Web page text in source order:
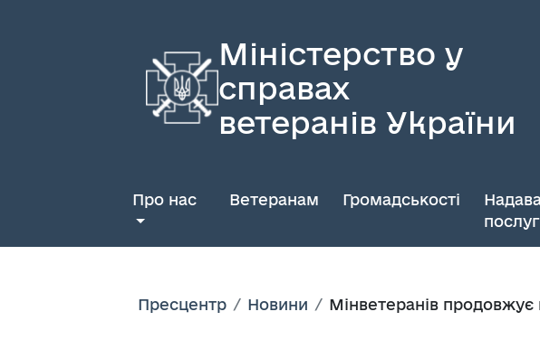
Міністерство у
справах
ветеранів України
Про нас Ветеранам Громадськості
послуг
Пресцентр Новини Мінветеранів продовжує